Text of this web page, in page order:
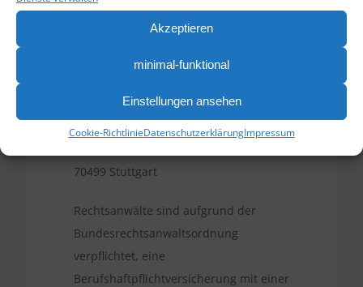
Akzeptieren
minimal-funktional
Einstellungen ansehen
Cookie-RichtlinieDatenschutzerklärungImpressum
Berufshaftpflichtversicherung:
R+V Allgemeine Versicherung AG
70499 Stuttgart
Rechtsanwälte sind aufgrund der
Bundesrechtsanwaltsordnung
verpflichtet, eine
Berufshaftpflichtversicherung mit einer